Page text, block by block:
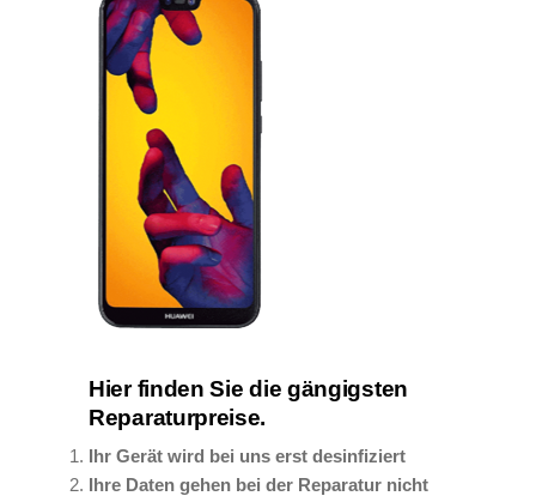
Hier finden Sie die gängigsten
Reparaturpreise.
Ihr Gerät wird bei uns erst desinfiziert
Ihre Daten gehen bei der Reparatur nicht